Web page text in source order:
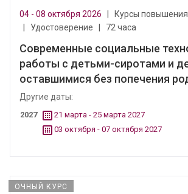
04 - 08 октября 2026
Курсы
Удостоверение 72 часа
Современные социальные
работы с детьми-сиротами и
оставшимися без попечения
Другие даты:
2027
21 марта - 25 марта 2027
03 октября - 07 октября 2027
ОЧНЫЙ КУРС